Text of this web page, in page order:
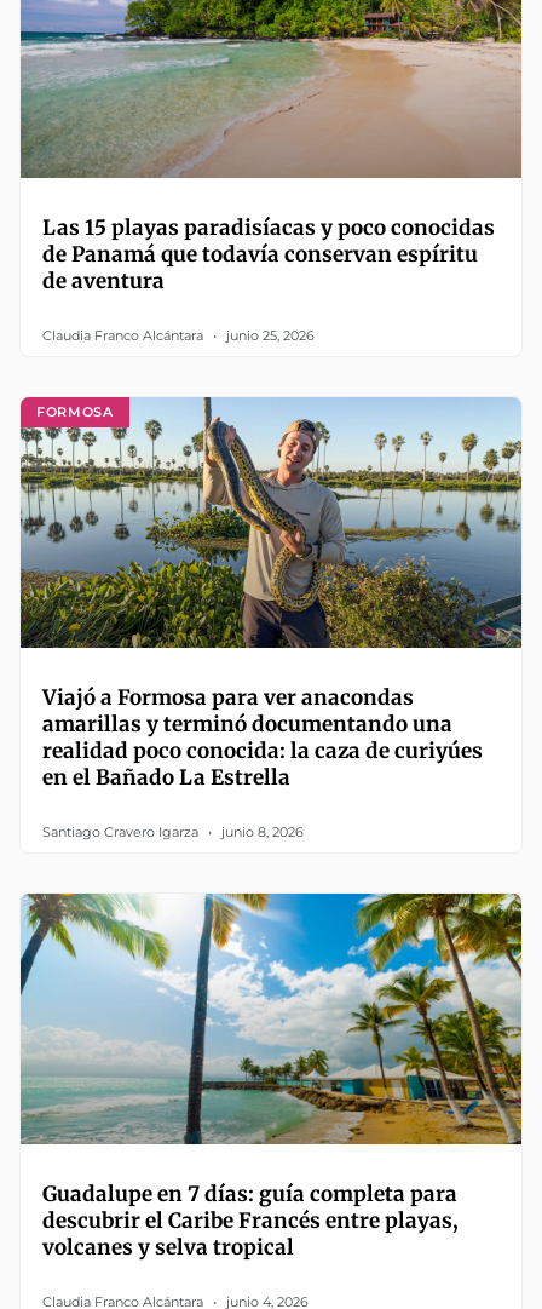
Las 15 playas paradisíacas y poco conocidas
de Panamá que todavía conservan espíritu
de aventura
Claudia Franco Alcántara junio 25, 2026
FORMOSA
Viajó a Formosa para ver anacondas
amarillas y terminó documentando una
realidad poco conocida: la caza de curiyúes
en el Bañado La Estrella
Santiago Cravero Igarza junio 8, 2026
Guadalupe en 7 días: guía completa para
descubrir el Caribe Francés entre playas,
volcanes y selva tropical
Claudia Franco Alcántara junio 4, 2026